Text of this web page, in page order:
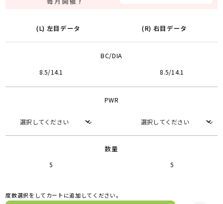
(L) 左目データ (R) 右目データ
BC/DIA
8.5/14.1 8.5/14.1
PWR
数量
5 5
度数選択をしてカートに追加してください。